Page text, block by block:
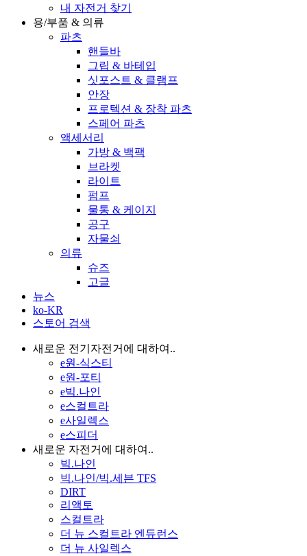
내 자전거 찾기
용/부품 & 의류
파츠
핸들바
그립 & 바테입
싯포스트 & 클램프
안장
프로텍션 & 장착 파츠
스페어 파츠
액세서리
가방 & 백팩
브라켓
라이트
펌프
물통 & 케이지
공구
자물쇠
의류
슈즈
고글
뉴스
ko-KR
스토어 검색
새로운 전기자전거에 대하여..
e원-식스티
e원-포티
e빅.나인
e스컬트라
e사일렉스
e스피더
새로운 자전거에 대하여..
빅.나인
빅.나인/빅.세븐 TFS
DIRT
리액토
스컬트라
더 뉴 스컬트라 엔듀런스
더 뉴 사일렉스